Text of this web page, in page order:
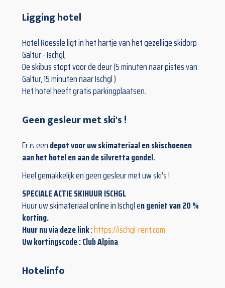
Ligging hotel
Hotel Roessle ligt in het hartje van het gezellige skidorp
Galtur - Ischgl,
De skibus stopt voor de deur (5 minuten naar pistes van
Galtur, 15 minuten naar Ischgl )
Het hotel heeft gratis parkingplaatsen.
Geen gesleur met ski's !
Er is eendepot voor uw skimateriaal en skischoenen
aan het hotel en aan de silvretta gondel.
Heel gemakkelijk en geen gesleur met uw ski's !
SPECIALE ACTIE SKIHUUR ISCHGL
Huur uw skimateriaal online in Ischgl en geniet van 20 %
korting.
Huur nu via deze link:https://ischgl-rent.com
Uw kortingscode : Club Alpina
Hotelinfo